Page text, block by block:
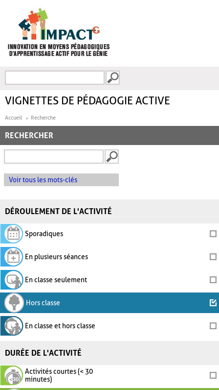
FORMULAIRE DE
VIGNETTES DE PÉDAGOGIE ACTIVE
Accueil Recherche
RECHERCHER
Voir tous les mots-clés
DÉROULEMENT DE L'ACTIVITÉ
Sporadiques
En plusieurs séances
En classe seulement
Hors classe
En classe et hors classe
DURÉE DE L'ACTIVITÉ
Activités courtes (< 30
minutes)